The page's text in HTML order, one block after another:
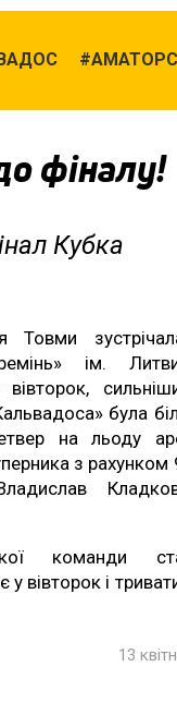
фіналу!
Кубка
Товми
ім.
була
на льоду
з рахунком
команди
у вівторок і
13